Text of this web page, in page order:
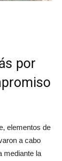
por
elementos de
a cabo
mediante la